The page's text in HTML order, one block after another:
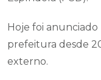
Hoje foi
prefeitura desde
externo.